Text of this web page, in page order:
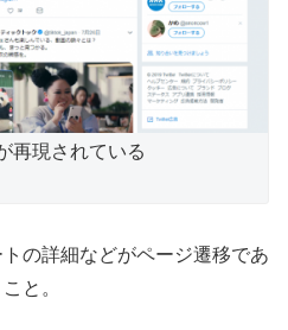
再現されている
の詳細などがページ遷移であ
と。